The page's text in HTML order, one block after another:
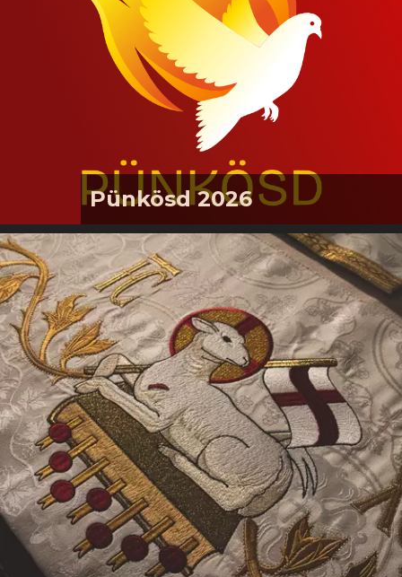
Pünkösd 2026
Pünkösdi istentiszteleteink:2026.
május 24., vasárnapkonfirmáció,
úrvacsorás pünkösdi istentisztelet,
gyermek-istentisztelet2026. május
25 ., hétfőpünkösdi istentisztelet